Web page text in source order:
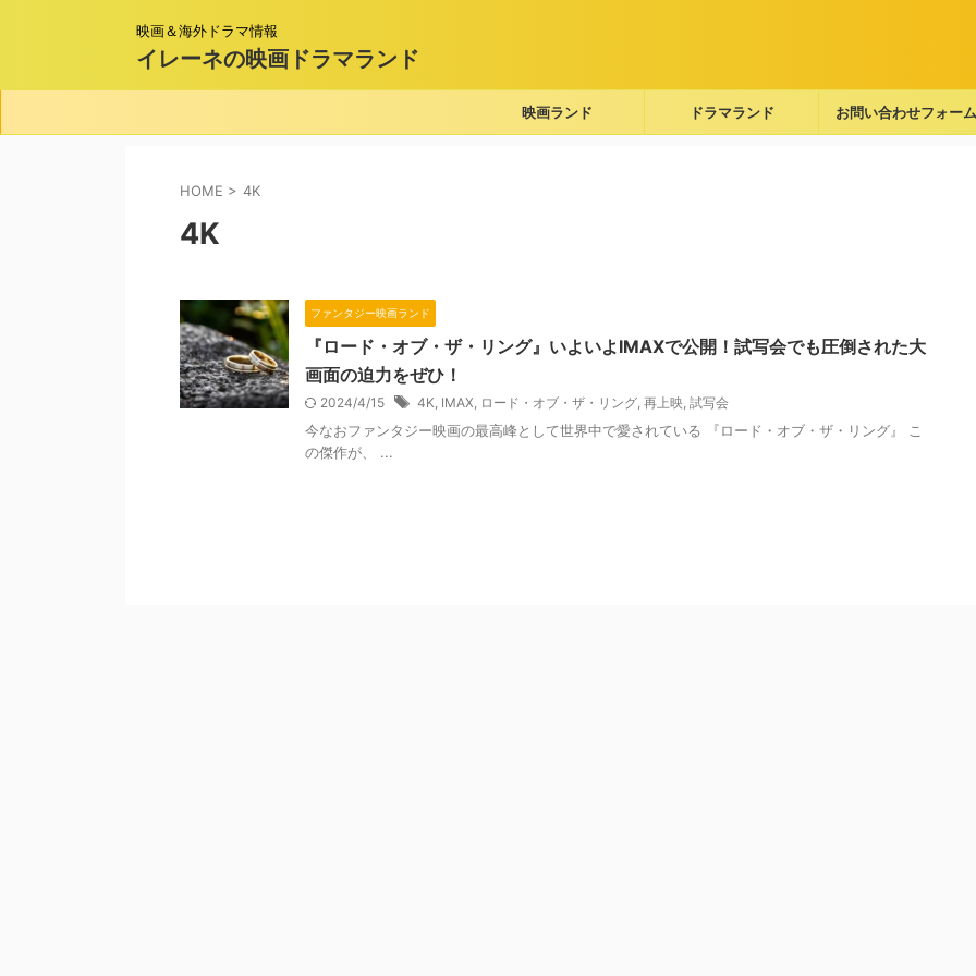
映画＆海外ドラマ情報
イレーネの映画ドラマランド
映画ランド ドラマランド お問い合わせフォーム
HOME > 4K
4K
ファンタジー映画ランド
『ロード・オブ・ザ・リング』いよいよIMAXで公開！試写会でも圧倒された大
画面の迫力をぜひ！
2024/4/15 4K, IMAX, ロード・オブ・ザ・リング, 再上映, 試写会
今なおファンタジー映画の最高峰として世界中で愛されている 『ロード・オブ・ザ・リング』 こ
の傑作が、 ...